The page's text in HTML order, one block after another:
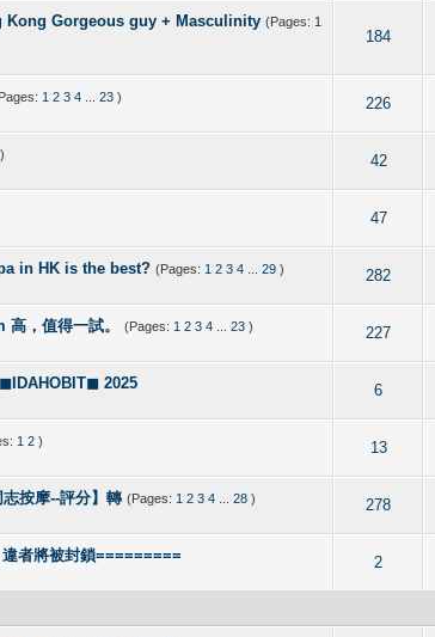
Kong Gorgeous guy + Masculinity (Pages: 1
184
1 2 3 4 ...23 )
226
in Average
)
42
Average
47
Average
in HK is the best? (Pages: 1 2 3 4 ...29 )
282
Average
，值得一試。 (Pages: 1 2 3 4 ...23 )
227
Average
2025 6
1 2 )
13
按摩--評分】轉 (Pages: 1 2 3 4 ...28 )
278
in Average
者將被封鎖========= 2
Average